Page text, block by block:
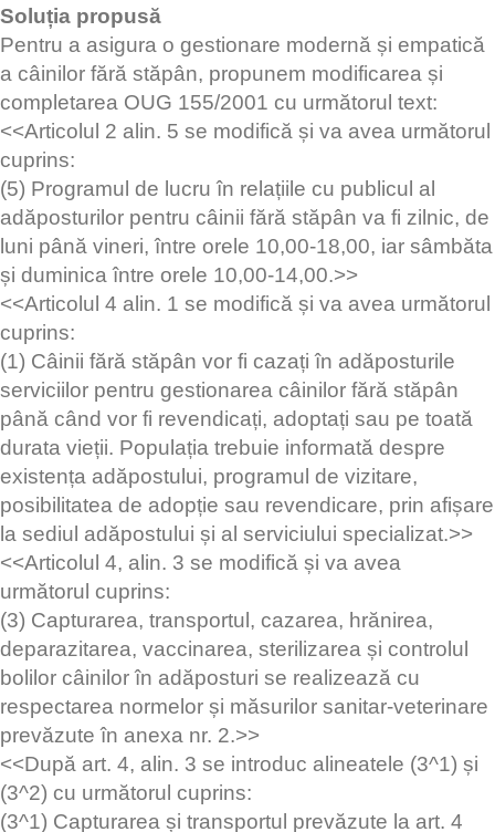
Soluția propusă
Pentru a asigura o gestionare modernă și empatică
a câinilor fără stăpân, propunem modificarea și
completarea OUG 155/2001 cu următorul text:
<<Articolul 2 alin. 5 se modifică și va avea următorul
cuprins:
(5) Programul de lucru în relațiile cu publicul al
adăposturilor pentru câinii fără stăpân va fi zilnic, de
luni până vineri, între orele 10,00-18,00, iar sâmbăta
și duminica între orele 10,00-14,00.>>
<<Articolul 4 alin. 1 se modifică și va avea următorul
cuprins:
(1) Câinii fără stăpân vor fi cazați în adăposturile
serviciilor pentru gestionarea câinilor fără stăpân
până când vor fi revendicați, adoptați sau pe toată
durata vieții. Populația trebuie informată despre
existența adăpostului, programul de vizitare,
posibilitatea de adopție sau revendicare, prin afișare
la sediul adăpostului și al serviciului specializat.>>
<<Articolul 4, alin. 3 se modifică și va avea
următorul cuprins:
(3) Capturarea, transportul, cazarea, hrănirea,
deparazitarea, vaccinarea, sterilizarea și controlul
bolilor câinilor în adăposturi se realizează cu
respectarea normelor și măsurilor sanitar-veterinare
prevăzute în anexa nr. 2.>>
<<După art. 4, alin. 3 se introduc alineatele (3^1) și
(3^2) cu următorul cuprins:
(3^1) Capturarea și transportul prevăzute la art. 4